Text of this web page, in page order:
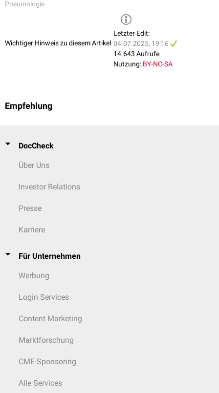
Pneumologie
Wichtiger Hinweis zu diesem Artikel
Letzter Edit:
04.07.2025, 19:16
14.643 Aufrufe
Nutzung: BY-NC-SA
Empfehlung
DocCheck
Über Uns
Investor Relations
Presse
Karriere
Für Unternehmen
Werbung
Login Services
Content Marketing
Marktforschung
CME-Sponsoring
Alle Services